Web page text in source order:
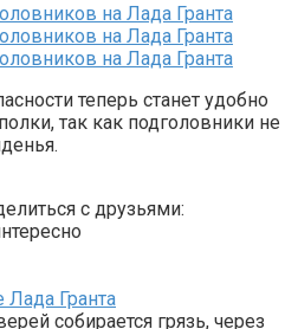
теперь станет удобно
так как подголовники не
с друзьями:
Лада Гранта
собирается грязь, через